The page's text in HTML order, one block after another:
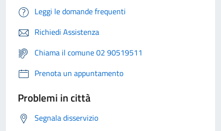
Leggi le domande frequenti
Richiedi Assistenza
Chiama il comune 02 90519511
Prenota un appuntamento
Problemi in città
Segnala disservizio